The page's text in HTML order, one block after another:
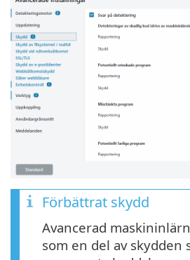
Förbättrat skydd
Avancerad
som en del av skydden